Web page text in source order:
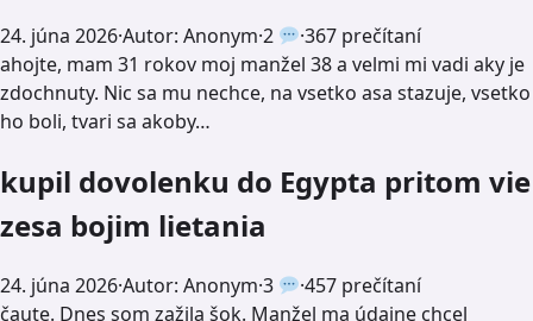
24. júna 2026·Autor: Anonym·2 ·367 prečítaní
ahojte, mam 31 rokov moj manžel 38 a velmi mi vadi aky je
zdochnuty. Nic sa mu nechce, na vsetko asa stazuje, vsetko
ho boli, tvari sa akoby…
kupil dovolenku do Egypta pritom vie
zesa bojim lietania
24. júna 2026·Autor: Anonym·3 ·457 prečítaní
čaute. Dnes som zažila šok. Manžel ma údajne chcel